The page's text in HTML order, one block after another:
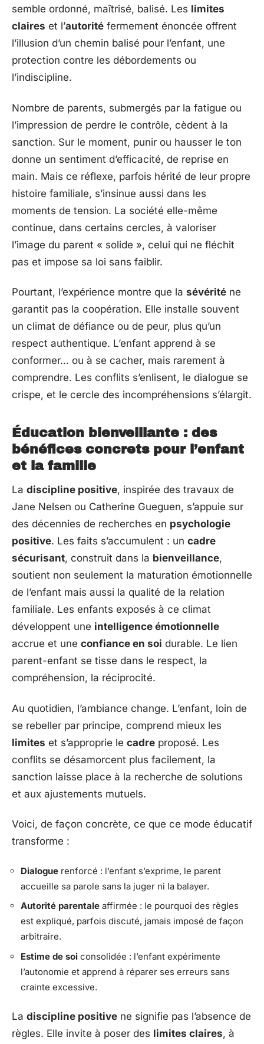
semble ordonné, maîtrisé, balisé. Les limites
claires et l’autorité fermement énoncée offrent
l’illusion d’un chemin balisé pour l’enfant, une
protection contre les débordements ou
l’indiscipline.
Nombre de parents, submergés par la fatigue ou
l’impression de perdre le contrôle, cèdent à la
sanction. Sur le moment, punir ou hausser le ton
donne un sentiment d’efficacité, de reprise en
main. Mais ce réflexe, parfois hérité de leur propre
histoire familiale, s’insinue aussi dans les
moments de tension. La société elle-même
continue, dans certains cercles, à valoriser
l’image du parent « solide », celui qui ne fléchit
pas et impose sa loi sans faiblir.
Pourtant, l’expérience montre que la sévérité ne
garantit pas la coopération. Elle installe souvent
un climat de défiance ou de peur, plus qu’un
respect authentique. L’enfant apprend à se
conformer… ou à se cacher, mais rarement à
comprendre. Les conflits s’enlisent, le dialogue se
crispe, et le cercle des incompréhensions s’élargit.
Éducation bienveillante : des
bénéfices concrets pour l’enfant
et la famille
La discipline positive, inspirée des travaux de
Jane Nelsen ou Catherine Gueguen, s’appuie sur
des décennies de recherches en psychologie
positive. Les faits s’accumulent : un cadre
sécurisant, construit dans la bienveillance,
soutient non seulement la maturation émotionnelle
de l’enfant mais aussi la qualité de la relation
familiale. Les enfants exposés à ce climat
développent une intelligence émotionnelle
accrue et une confiance en soi durable. Le lien
parent-enfant se tisse dans le respect, la
compréhension, la réciprocité.
Au quotidien, l’ambiance change. L’enfant, loin de
se rebeller par principe, comprend mieux les
limites et s’approprie le cadre proposé. Les
conflits se désamorcent plus facilement, la
sanction laisse place à la recherche de solutions
et aux ajustements mutuels.
Voici, de façon concrète, ce que ce mode éducatif
transforme :
Dialogue renforcé : l’enfant s’exprime, le parent
accueille sa parole sans la juger ni la balayer.
Autorité parentale affirmée : le pourquoi des règles
est expliqué, parfois discuté, jamais imposé de façon
arbitraire.
Estime de soi consolidée : l’enfant expérimente
l’autonomie et apprend à réparer ses erreurs sans
crainte excessive.
La discipline positive ne signifie pas l’absence de
règles. Elle invite à poser des limites claires, à